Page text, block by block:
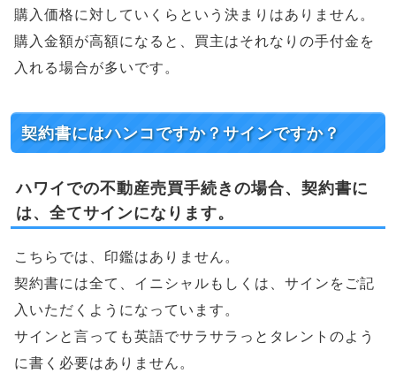
購入価格に対していくらという決まりはありません。
購入金額が高額になると、買主はそれなりの手付金を
入れる場合が多いです。
契約書にはハンコですか？サインですか？
ハワイでの不動産売買手続きの場合、契約書に
は、全てサインになります。
こちらでは、印鑑はありません。
契約書には全て、イニシャルもしくは、サインをご記
入いただくようになっています。
サインと言っても英語でサラサラっとタレントのよう
に書く必要はありません。